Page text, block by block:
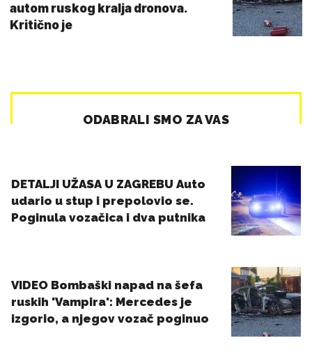
autom ruskog kralja dronova.
Kritično je